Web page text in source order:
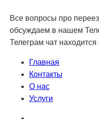
Все вопросы про
обсуждаем в нашем
Телеграм чат находится
Главная
Контакты
О нас
Услуги